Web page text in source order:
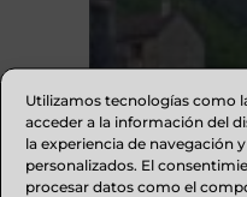
Utilizamos tecnologías como
acceder a la información del
la experiencia de navegación
personalizados. El
procesar datos como el